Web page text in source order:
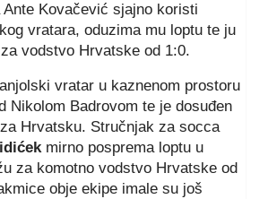
Ante Kovačević sjajno koristi
vratara, oduzima mu loptu te ju
vodstvo Hrvatske od 1:0.
vratar u kaznenom prostoru
Nikolom Badrovom te je dosuđen
Hrvatsku. Stručnjak za socca
mirno posprema loptu u
za komotno vodstvo Hrvatske od
obje ekipe imale su još